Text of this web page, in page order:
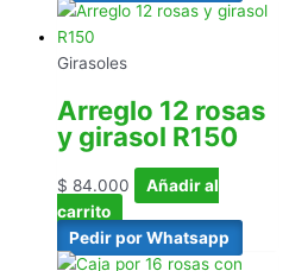
Girasoles
Arreglo 12 rosas
y girasol R150
$ 84.000
Añadir al
carrito
Pedir por Whatsapp